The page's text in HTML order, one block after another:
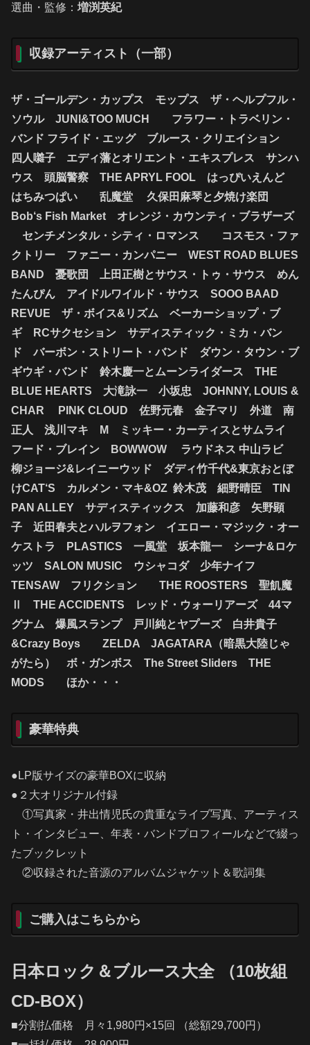
選曲・監修： 増渕英紀
収録アーティスト（一部）
ザ・ゴールデン・カップス モップス ザ・ヘルプフル・
ソウル JUNI&TOO MUCH フラワー・トラベリン・
バンド フライド・エッグ ブルース・クリエイション
四人囃子 エディ藩とオリエント・エキスプレス サンハ
ウス 頭脳警察
THE APRYL FOOL はっぴいえんど
はちみつぱい 乱魔堂 久保田麻琴と夕焼け楽団
Bob‘s Fish Market オレンジ・カウンティ・ブラザーズ
センチメンタル・シティ・ロマンス コスモス・ファ
クトリー ファニー・カンパニー WEST ROAD BLUES
BAND 憂歌団 上田正樹とサウス・トゥ・サウス めん
たんぴん アイドルワイルド・サウス SOOO BAAD
REVUE ザ・ボイス&リズム ベーカーショップ・ブ
ギ RCサクセション サディスティック・ミカ・バン
ド バーボン・ストリート・バンド ダウン・タウン・ブ
ギウギ・バンド 鈴木慶一とムーンライダース THE
BLUE HEARTS 大滝詠一 小坂忠 JOHNNY, LOUIS &
CHAR PINK CLOUD 佐野元春 金子マリ 外道 南
正人 浅川マキ M ミッキー・カーティスとサムライ
フード・ブレイン BOWWOW ラウドネス 中山ラビ
柳ジョージ&レイニーウッド ダディ竹千代&東京おとぼ
けCAT‘S カルメン・マキ&OZ 鈴木茂 細野晴臣 TIN
PAN ALLEY サディスティックス 加藤和彦 矢野顕
子 近田春夫とハルヲフォン イエロー・マジック・オー
ケストラ PLASTICS 一風堂 坂本龍一 シーナ&ロケ
ッツ SALON MUSIC ウシャコダ 少年ナイフ
TENSAW フリクション THE ROOSTERS 聖飢魔
THE ACCIDENTS レッド・ウォーリアーズ 44マ
グナム 爆風スランプ 戸川純とヤプーズ 白井貴子
&Crazy Boys ZELDA JAGATARA（暗黒大陸じゃ
がたら） ボ・ガンボス The Street Sliders THE
MODS ほか・・・
豪華特典
●LP版サイズの豪華BOXに収納
●２大オリジナル付録
①写真家・井出情児氏の貴重なライブ写真、アーティス
ト・インタビュー、年表・バンドプロフィールなどで綴っ
たブックレット
②収録された音源のアルバムジャケット＆歌詞集
ご購入はこちらから
日本ロック＆ブルース大全 （10枚組
CD-BOX）
■分割払価格 月々1,980円×15回 （総額29,700円）